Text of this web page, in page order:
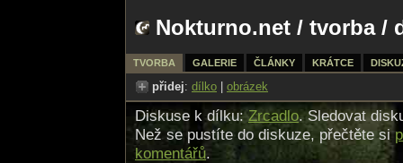
Nokturno.net / tvorba/
TVORBA GALERIE ČLÁNKY KRÁTCE
přidej: dílko obrázek
Diskuse k dílku:Zrcadlo. Sledovat
Než se pustíte do diskuze, přečtěte si
komentářů.